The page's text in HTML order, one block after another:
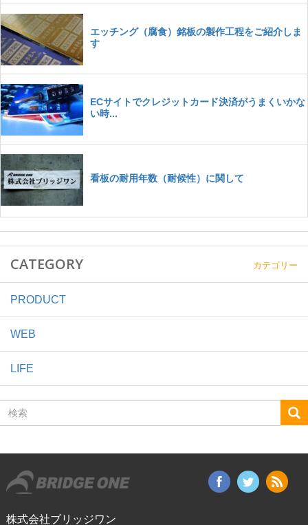
CATEGORY カテゴリー
PRODUCT
WEB
LIFE
株式会社ブリッジワン